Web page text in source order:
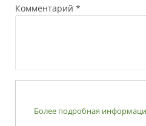
Комментарий *
Более подробная